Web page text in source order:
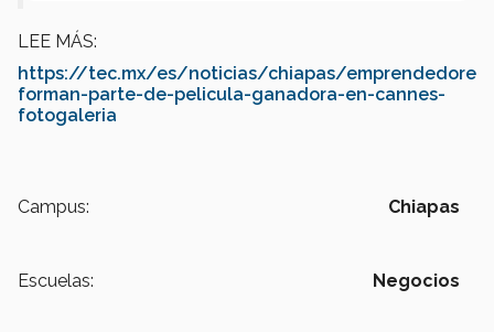
LEE MÁS:
https://tec.mx/es/noticias/chiapas/
forman-parte-de-pelicula-ganadora-en-cannes-
fotogaleria
Campus: Chiapas
Escuelas: Negocios